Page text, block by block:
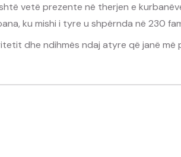
vetë prezente në therjen e
ku mishi i tyre u shpërnda në 230
dhe ndihmës ndaj atyre që janë më